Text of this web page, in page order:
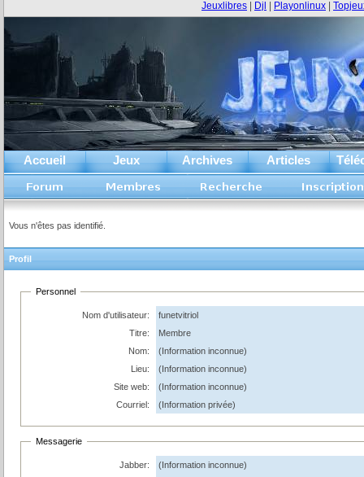
Accueil Jeux Archives Articles
Jeuxlibres Djl Playonlinux
Vous n'êtes pas identifié.
Profil
Personnel
Nom d'utilisateur:
funetvitriol
Titre:
Membre
Nom:
(Information inconnue)
Lieu:
(Information inconnue)
Site web:
(Information inconnue)
Courriel:
(Information privée)
Messagerie
Jabber:
(Information inconnue)